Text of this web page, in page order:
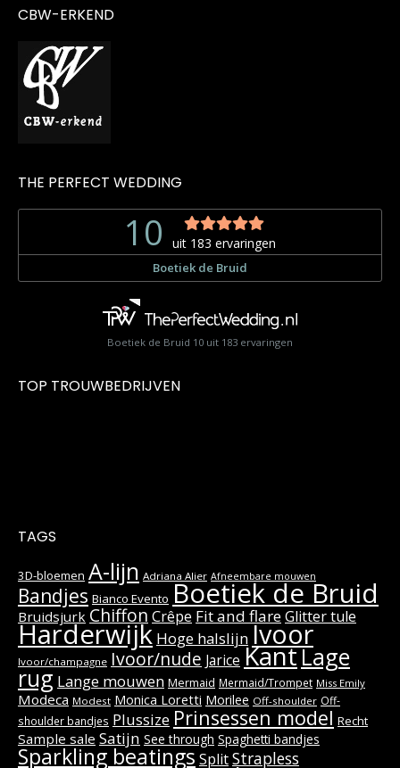
CBW-ERKEND
THE PERFECT WEDDING
Boetiek de Bruid 10 uit 183 ervaringen
TOP TROUWBEDRIJVEN
TAGS
3D-bloemen A-lijn Adriana Alier Afneembare mouwen
Bandjes Bianco Evento Boetiek de Bruid
Bruidsjurk Chiffon Crêpe Fit and flareGlitter tule
Harderwijk Hoge halslijnIvoor
Ivoor/champagne Ivoor/nude Jarice KantLage
rug Lange mouwen Mermaid Mermaid/Trompet Miss Emily
Modeca Modest Monica Loretti Morilee Off-shoulder Off-
shoulder bandjes Plussize Prinsessen model Recht
Sample sale Satijn See through Spaghetti bandjes
Sparkling beatings SplitStrapless